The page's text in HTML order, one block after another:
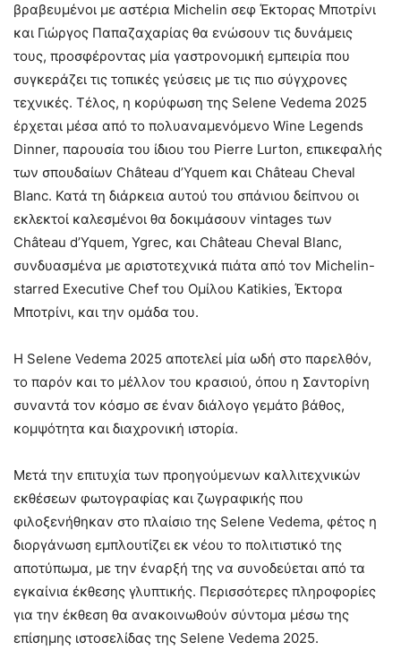
βραβευμένοι με αστέρια Michelin σεφ Έκτορας Μποτρίνι
και Γιώργος Παπαζαχαρίας θα ενώσουν τις δυνάμεις
τους, προσφέροντας μία γαστρονομική εμπειρία που
συγκεράζει τις τοπικές γεύσεις με τις πιο σύγχρονες
τεχνικές. Τέλος, η κορύφωση της Selene Vedema 2025
έρχεται μέσα από το πολυαναμενόμενο Wine Legends
Dinner, παρουσία του ίδιου του Pierre Lurton, επικεφαλής
των σπουδαίων Château d’Yquem και Château Cheval
Blanc. Κατά τη διάρκεια αυτού του σπάνιου δείπνου οι
εκλεκτοί καλεσμένοι θα δοκιμάσουν vintages των
Château d’Yquem, Ygrec, και Château Cheval Blanc,
συνδυασμένα με αριστοτεχνικά πιάτα από τον Michelin-
starred Executive Chef του Ομίλου Katikies, Έκτορα
Μποτρίνι, και την ομάδα του.
Η Selene Vedema 2025 αποτελεί μία ωδή στο παρελθόν,
το παρόν και το μέλλον του κρασιού, όπου η Σαντορίνη
συναντά τον κόσμο σε έναν διάλογο γεμάτο βάθος,
κομψότητα και διαχρονική ιστορία.
Μετά την επιτυχία των προηγούμενων καλλιτεχνικών
εκθέσεων φωτογραφίας και ζωγραφικής που
φιλοξενήθηκαν στο πλαίσιο της Selene Vedema, φέτος η
διοργάνωση εμπλουτίζει εκ νέου το πολιτιστικό της
αποτύπωμα, με την έναρξή της να συνοδεύεται από τα
εγκαίνια έκθεσης γλυπτικής. Περισσότερες πληροφορίες
για την έκθεση θα ανακοινωθούν σύντομα μέσω της
επίσημης ιστοσελίδας της Selene Vedema 2025.